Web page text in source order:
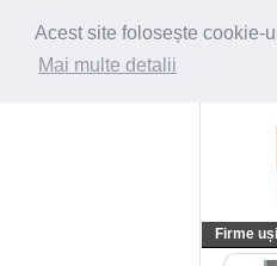
Acest site folosește cookie-
Mai multe detalii
Firme uși